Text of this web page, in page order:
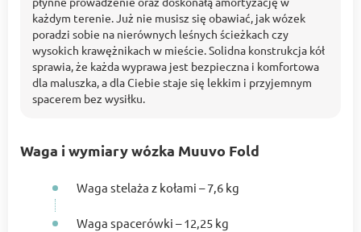
każdym terenie. Już nie musisz się obawiać, jak wózek
poradzi sobie na nierównych leśnych ścieżkach czy
wysokich krawężnikach w mieście. Solidna konstrukcja kół
sprawia, że każda wyprawa jest bezpieczna i komfortowa
dla maluszka, a dla Ciebie staje się lekkim i przyjemnym
spacerem bez wysiłku.
Waga i wymiary wózka Muuvo Fold
Waga stelaża z kołami – 7,6 kg
Waga spacerówki – 12,25 kg